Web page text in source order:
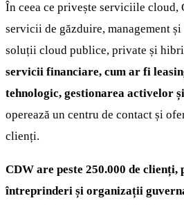
În ceea ce privește serviciile cloud,
servicii de găzduire, management
soluții cloud publice, private și
servicii financiare, cum ar fi
tehnologic, gestionarea activelor
operează un centru de contact și
clienți.
CDW are peste 250.000 de
întreprinderi și organizații